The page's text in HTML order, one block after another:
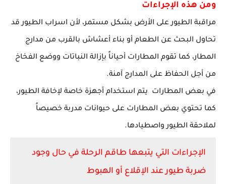
ومن هذه الإجراءات
مراقبة الطيور على الأرض بشكل مستمر، لأن اسراب الطيور قد
تحاول البحث عن الطعام أو بناء أعشاش بالقرب من مدارج
المطار، كما تقوم المطارات أحياناً بإزالة النباتات ووضع الفخاخ
من أجل الحفاظ على المدارج آمنة.
في بعض المطارات يتم استخدام أجهزة خاصة لإخافة الطيور،
كما تحتوي بعض المطارات على حيوانات مدربة خصيصاً
لملاحقة الطيورواصطيادها.
الإجراءات التي يتبعها طاقم الرحلة في حال وجود
ضربة طيور عند الإقلاع أو الهبوط